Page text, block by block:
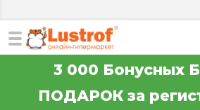
3 000 Бонусных
ПОДАРОК за